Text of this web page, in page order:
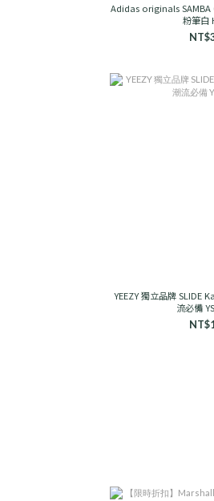
Adidas originals SAMBA
粉筆白
YEEZY 獨立品牌 SLIDE
流必備